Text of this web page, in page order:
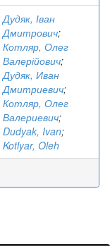
Дудяк, Іван
Дмитрович;
Котляр, Олег
Валерійович;
Дудяк, Иван
Дмитриевич;
Котляр, Олег
Валериевич;
Dudyak, Ivan;
Kotlyar, Oleh